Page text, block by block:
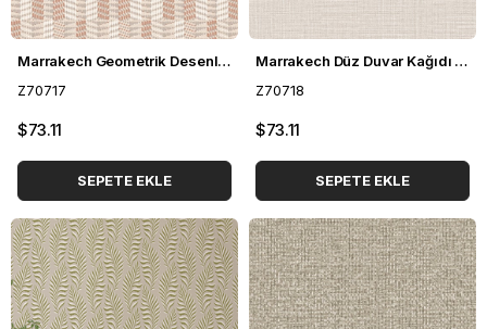
Marrakech Geometrik Desenli Duvar Kağıdı Z70717
Z70717
$73.11
SEPETE EKLE
Marrakech Düz Duvar Kağıdı Z70718
Z70718
$73.11
SEPETE EKLE